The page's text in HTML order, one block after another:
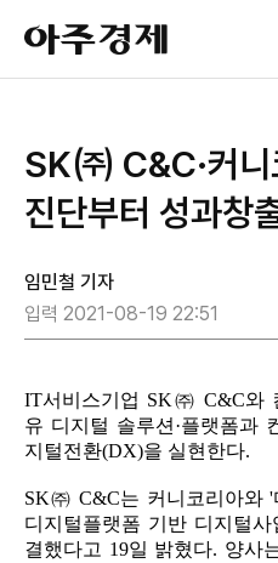
아
주
경
SK㈜ C&C·커니
진단부터 성과창
임민철 기자
입력 2021-08-19 22:51
IT서비스기업 SK㈜ C&C와
유 디지털 솔루션·플랫폼과
지털전환(DX)을 실현한다.
SK㈜ C&C는 커니코리아와
디지털플랫폼 기반 디지털
결했다고 19일 밝혔다. 양사